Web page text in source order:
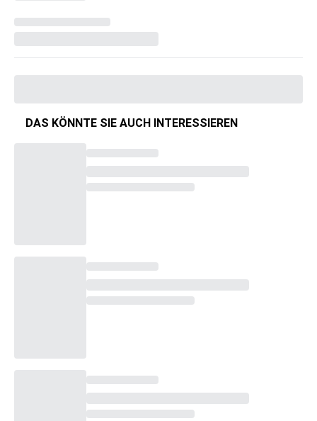
DAS KÖNNTE SIE AUCH INTERESSIEREN